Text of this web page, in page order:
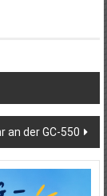
an der GC-550